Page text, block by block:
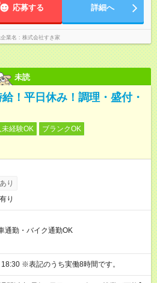
応募する 詳細へ
業名 株式会社すき家
未読
！平日休み！調理・盛付・
未経験OK
ブランクOK
り
り
勤・バイク通勤OK
5:30～14:45 9:30～18:30 ※表記のうち実働8時間です。